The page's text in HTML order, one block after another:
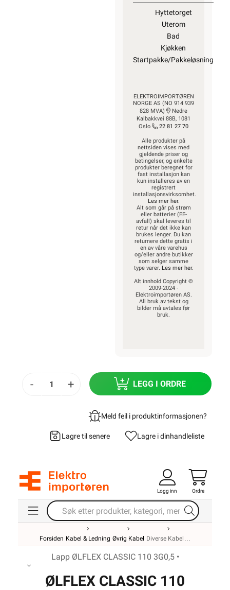
Hyttetorget
Uterom
Bad
Kjøkken
Startpakke/Pakkeløsning
ELEKTROIMPORTØREN
NORGE AS (NO 914 939
828 MVA)
Nedre
Kalbakkvei 88B, 1081
Oslo
22 81 27 70
Alle produkter på
nettsiden vises med
gjeldende priser og
betingelser, og enkelte
produkter beregnet for
fast installasjon kan
kun installeres av en
registrert
installasjonsvirksomhet.
Les mer her.
Alt som går på strøm
eller batterier (EE-
avfall) skal leveres til
retur når det ikke kan
brukes lenger. Du kan
returnere dette gratis i
en av våre varehus
og/eller andre butikker
som selger samme
type varer. Les mer her.
Alt innhold Copyright ©
2009-2024 -
Elektroimportøren AS.
All bruk av tekst og
bilder må avtales før
bruk.
- + LEGG I ORDRE
Meld feil i produktinformasjonen?
Lagre til senere Lagre i dinhandleliste
Logg inn Ordre
Forsiden Kabel & Ledning Øvrig Kabel Diverse Kabel
Lapp ØLFLEX CLASSIC 110 3G0,5 •
ØLFLEX CLASSIC 110